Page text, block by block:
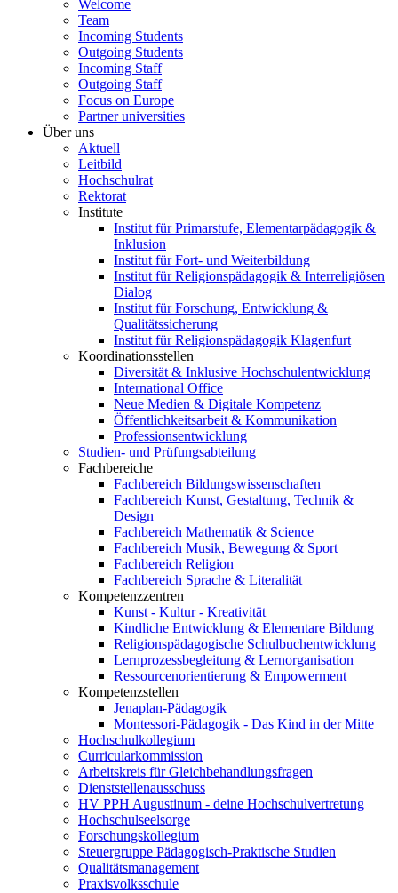
Welcome
Team
Incoming Students
Outgoing Students
Incoming Staff
Outgoing Staff
Focus on Europe
Partner universities
Über uns
Aktuell
Leitbild
Hochschulrat
Rektorat
Institute
Institut für Primarstufe, Elementarpädagogik &
Inklusion
Institut für Fort- und Weiterbildung
Institut für Religionspädagogik & Interreligiösen
Dialog
Institut für Forschung, Entwicklung &
Qualitätssicherung
Institut für Religionspädagogik Klagenfurt
Koordinationsstellen
Diversität & Inklusive Hochschulentwicklung
International Office
Neue Medien & Digitale Kompetenz
Öffentlichkeitsarbeit & Kommunikation
Professionsentwicklung
Studien- und Prüfungsabteilung
Fachbereiche
Fachbereich Bildungswissenschaften
Fachbereich Kunst, Gestaltung, Technik &
Design
Fachbereich Mathematik & Science
Fachbereich Musik, Bewegung & Sport
Fachbereich Religion
Fachbereich Sprache & Literalität
Kompetenzzentren
Kunst - Kultur - Kreativität
Kindliche Entwicklung & Elementare Bildung
Religionspädagogische Schulbuchentwicklung
Lernprozessbegleitung & Lernorganisation
Ressourcenorientierung & Empowerment
Kompetenzstellen
Jenaplan-Pädagogik
Montessori-Pädagogik - Das Kind in der Mitte
Hochschulkollegium
Curricularkommission
Arbeitskreis für Gleichbehandlungsfragen
Dienststellenausschuss
HV PPH Augustinum - deine Hochschulvertretung
Hochschulseelsorge
Forschungskollegium
Steuergruppe Pädagogisch-Praktische Studien
Qualitätsmanagement
Praxisvolksschule